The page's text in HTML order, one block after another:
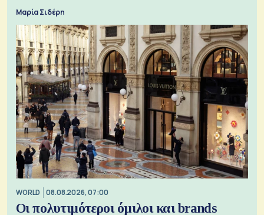
Μαρία Σιδέρη
WORLD 08.08.2026, 07:00
Οι πολυτιμότεροι όμιλοι και brands